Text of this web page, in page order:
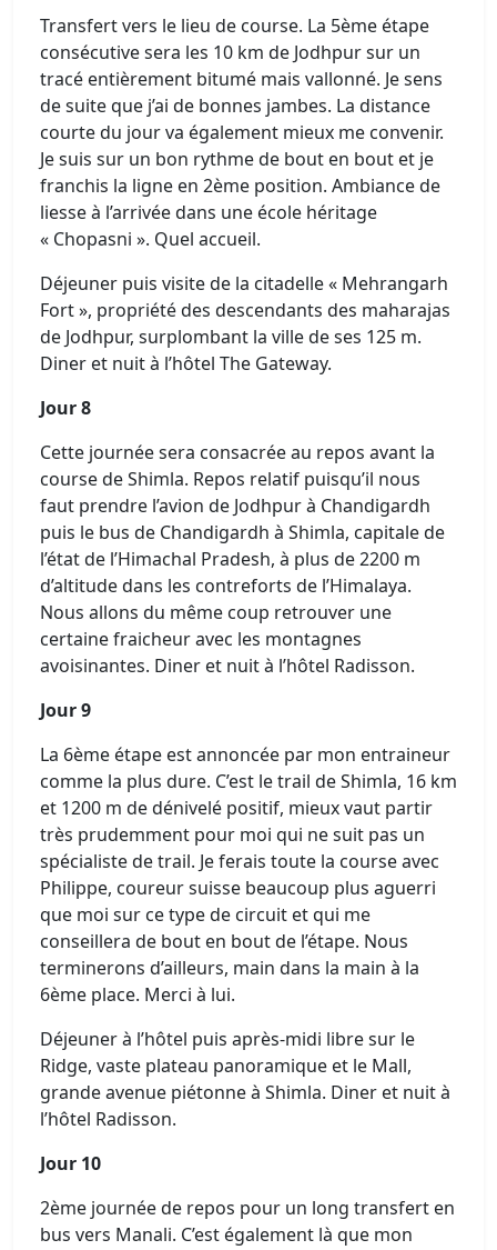
Transfert vers le lieu de course. La 5ème étape
consécutive sera les 10 km de Jodhpur sur un
tracé entièrement bitumé mais vallonné. Je sens
de suite que j’ai de bonnes jambes. La distance
courte du jour va également mieux me convenir.
Je suis sur un bon rythme de bout en bout et je
franchis la ligne en 2ème position. Ambiance de
liesse à l’arrivée dans une école héritage
« Chopasni ». Quel accueil.
Déjeuner puis visite de la citadelle « Mehrangarh
Fort », propriété des descendants des maharajas
de Jodhpur, surplombant la ville de ses 125 m.
Diner et nuit à l’hôtel The Gateway.
Jour 8
Cette journée sera consacrée au repos avant la
course de Shimla. Repos relatif puisqu’il nous
faut prendre l’avion de Jodhpur à Chandigardh
puis le bus de Chandigardh à Shimla, capitale de
l’état de l’Himachal Pradesh, à plus de 2200 m
d’altitude dans les contreforts de l’Himalaya.
Nous allons du même coup retrouver une
certaine fraicheur avec les montagnes
avoisinantes. Diner et nuit à l’hôtel Radisson.
Jour 9
La 6ème étape est annoncée par mon entraineur
comme la plus dure. C’est le trail de Shimla, 16 km
et 1200 m de dénivelé positif, mieux vaut partir
très prudemment pour moi qui ne suit pas un
spécialiste de trail. Je ferais toute la course avec
Philippe, coureur suisse beaucoup plus aguerri
que moi sur ce type de circuit et qui me
conseillera de bout en bout de l’étape. Nous
terminerons d’ailleurs, main dans la main à la
6ème place. Merci à lui.
Déjeuner à l’hôtel puis après-midi libre sur le
Ridge, vaste plateau panoramique et le Mall,
grande avenue piétonne à Shimla. Diner et nuit à
l’hôtel Radisson.
Jour 10
2ème journée de repos pour un long transfert en
bus vers Manali. C’est également là que mon